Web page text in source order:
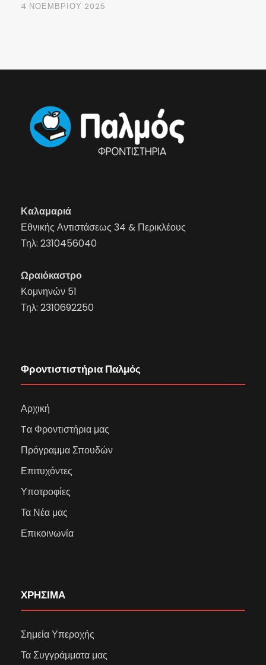
4 ΝΟΕΜΒΡΊΟΥ 2025
Καλαμαριά
Εθνικής Αντιστάσεως 34 & Περικλέους
Τηλ: 2310456040
Ωραιόκαστρο
Κομνηνών 51
Τηλ: 2310692250
Φροντιστιστήρια Παλμός
Αρχική
Tα Φροντιστήρια μας
Πρόγραμμα Σπουδών
Επιτυχόντες
Υποτροφίες
Τα Νέα μας
Επικοινωνία
ΧΡΗΣΙΜΑ
Σημεία Υπεροχής
Τα Συγγράμματα μας